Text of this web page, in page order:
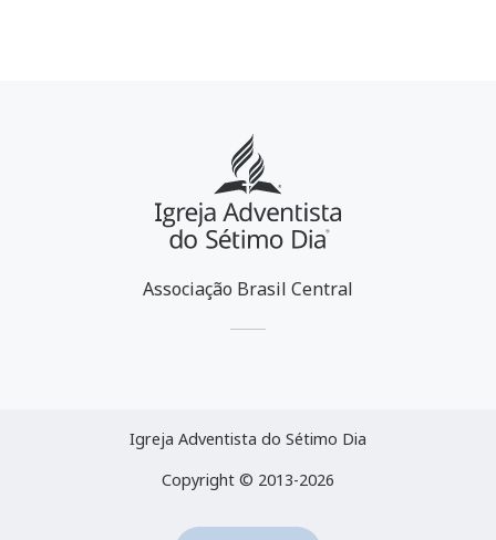
Associação Brasil Central
Igreja Adventista do Sétimo Dia
Copyright © 2013-2026